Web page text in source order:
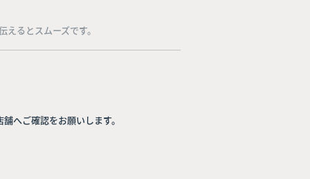
るとスムーズです。
へご確認をお願いします。